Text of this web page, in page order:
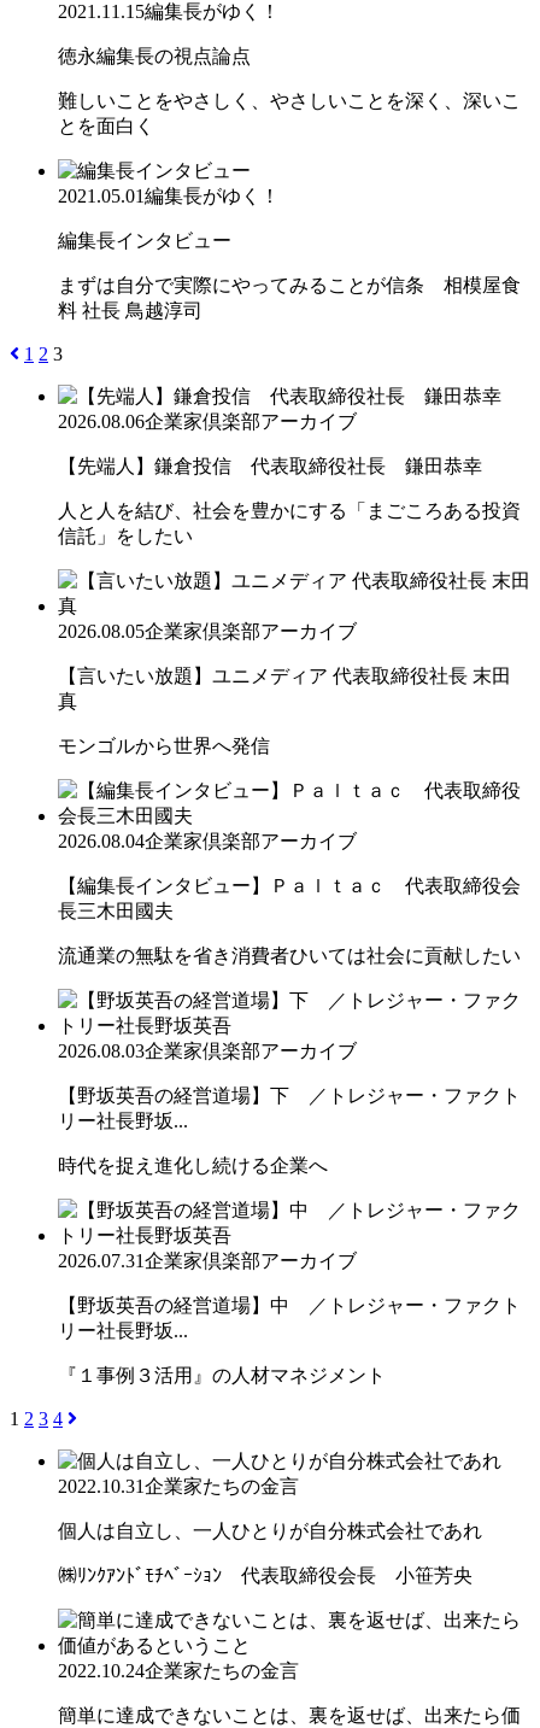
2021.11.15編集長がゆく！
徳永編集長の視点論点
難しいことをやさしく、やさしいことを深く、深いこ
とを面白く
2021.05.01編集長がゆく！
編集長インタビュー
まずは自分で実際にやってみることが信条 相模屋食
料 社長 鳥越淳司
1 2 3
2026.08.06企業家倶楽部アーカイブ
【先端人】鎌倉投信 代表取締役社長 鎌田恭幸
人と人を結び、社会を豊かにする「まごころある投資
信託」をしたい
2026.08.05企業家倶楽部アーカイブ
【言いたい放題】ユニメディア 代表取締役社長 末田
真
モンゴルから世界へ発信
2026.08.04企業家倶楽部アーカイブ
【編集長インタビュー】Ｐａｌｔａｃ 代表取締役会
長三木田國夫
流通業の無駄を省き消費者ひいては社会に貢献したい
2026.08.03企業家倶楽部アーカイブ
【野坂英吾の経営道場】下 ／トレジャー・ファクト
リー社長野坂...
時代を捉え進化し続ける企業へ
2026.07.31企業家倶楽部アーカイブ
【野坂英吾の経営道場】中 ／トレジャー・ファクト
リー社長野坂...
『１事例３活用』の人材マネジメント
1 2 3 4
2022.10.31企業家たちの金言
個人は自立し、一人ひとりが自分株式会社であれ
㈱ﾘﾝｸｱﾝﾄﾞﾓﾁﾍﾞｰｼｮﾝ 代表取締役会長 小笹芳央
2022.10.24企業家たちの金言
簡単に達成できないことは、裏を返せば、出来たら価